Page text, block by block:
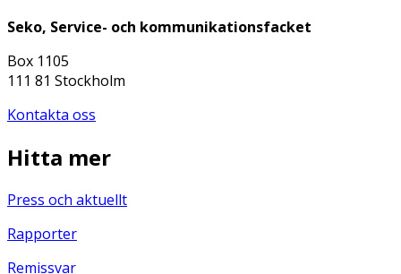
Seko, Service- och kommunikationsfacket
Box 1105
111 81 Stockholm
Kontakta oss
Hitta mer
Press och aktuellt
Rapporter
Remissvar